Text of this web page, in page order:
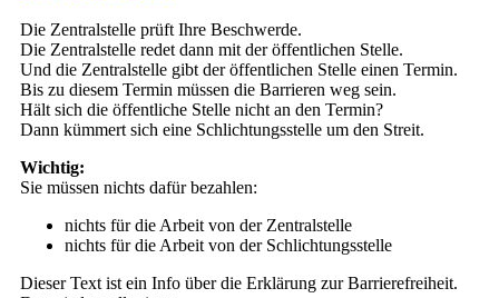
Die Zentralstelle prüft Ihre Beschwerde.
Die Zentralstelle redet dann mit der öffentlichen Stelle.
Und die Zentralstelle gibt der öffentlichen Stelle einen Termin.
Bis zu diesem Termin müssen die Barrieren weg sein.
Hält sich die öffentliche Stelle nicht an den Termin?
Dann kümmert sich eine Schlichtungsstelle um den Streit.
Wichtig:
Sie müssen nichts dafür bezahlen:
nichts für die Arbeit von der Zentralstelle
nichts für die Arbeit von der Schlichtungsstelle
Dieser Text ist ein Info über die Erklärung zur Barrierefreiheit.